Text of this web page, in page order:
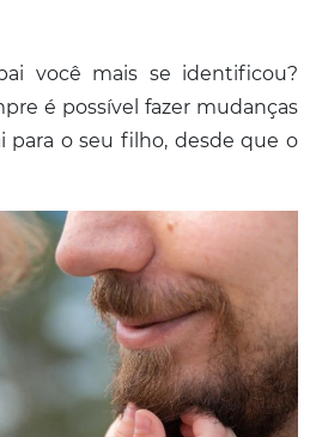
você mais se identificou?
é possível fazer mudanças
para o seu filho, desde que o